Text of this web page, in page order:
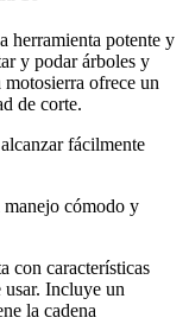
herramienta potente y
y podar árboles y
ofrece un
de corte.
fácilmente
cómodo y
con características
usar. Incluye un
la cadena